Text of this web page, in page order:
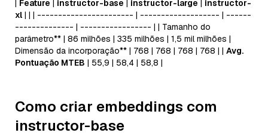
| Feature | instructor-base | instructor-large | instructor-
xl | | | ----------------------- | ------------------- | ------
-------------- | ----------------- | | Tamanho do
parâmetro** | 86 milhões | 335 milhões | 1,5 mil milhões |
Dimensão da incorporação** | 768 | 768 | 768 | 768 | | Avg.
Pontuação MTEB | 55,9 | 58,4 | 58,8 |
Como criar embeddings com
instructor-base